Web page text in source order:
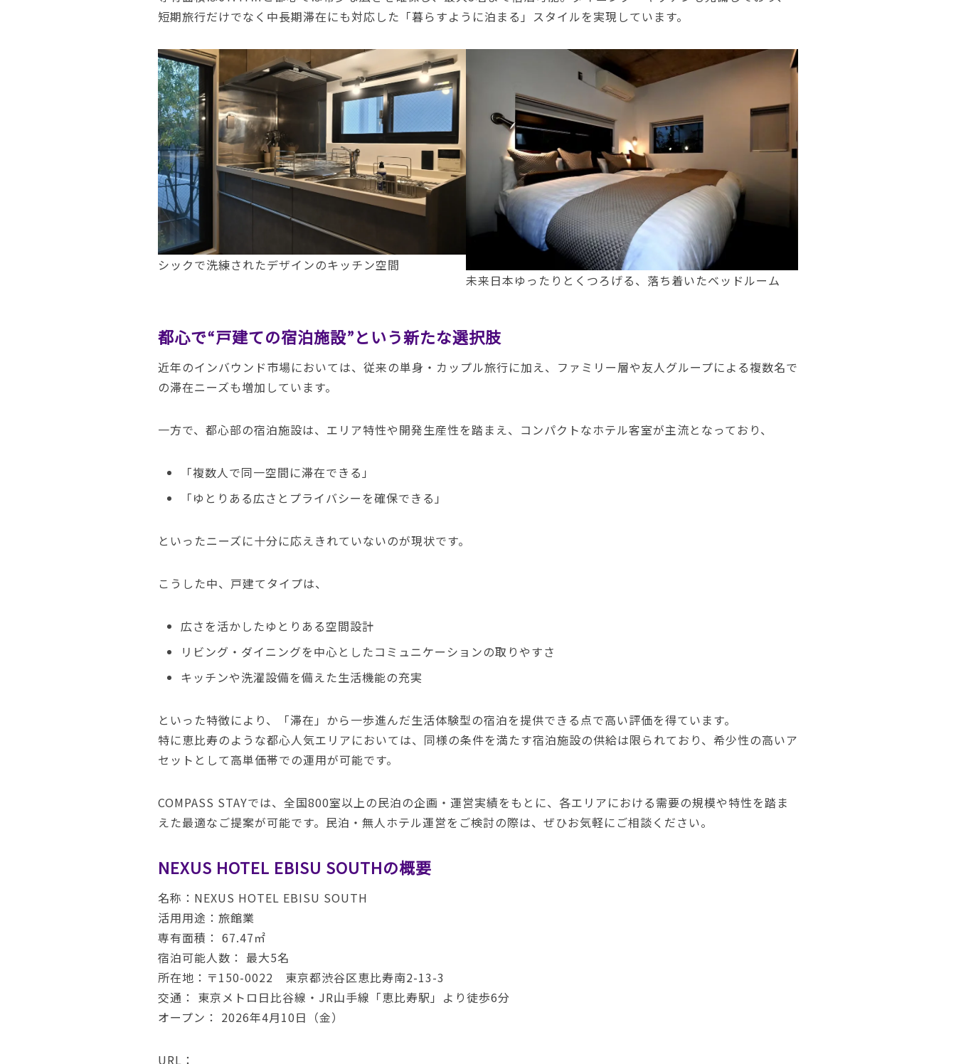
短期旅行だけでなく中長期滞在にも対応した「暮らすように泊まる」スタイルを実現しています。
シックで洗練されたデザインのキッチン空間
未来日本ゆったりとくつろげる、落ち着いたベッドルーム
都心で“戸建ての宿泊施設”という新たな選択肢
近年のインバウンド市場においては、従来の単身・カップル旅行に加え、ファミリー層や友人グループによる複数名で
の滞在ニーズも増加しています。
一方で、都心部の宿泊施設は、エリア特性や開発生産性を踏まえ、コンパクトなホテル客室が主流となっており、
「複数人で同一空間に滞在できる」
「ゆとりある広さとプライバシーを確保できる」
といったニーズに十分に応えきれていないのが現状です。
こうした中、戸建てタイプは、
広さを活かしたゆとりある空間設計
リビング・ダイニングを中心としたコミュニケーションの取りやすさ
キッチンや洗濯設備を備えた生活機能の充実
といった特徴により、「滞在」から一歩進んだ生活体験型の宿泊を提供できる点で高い評価を得ています。
特に恵比寿のような都心人気エリアにおいては、同様の条件を満たす宿泊施設の供給は限られており、希少性の高いア
セットとして高単価帯での運用が可能です。
COMPASS STAYでは、全国800室以上の民泊の企画・運営実績をもとに、各エリアにおける需要の規模や特性を踏ま
えた最適なご提案が可能です。民泊・無人ホテル運営をご検討の際は、ぜひお気軽にご相談ください。
NEXUS HOTEL EBISU SOUTHの概要
名称：NEXUS HOTEL EBISU SOUTH
活用用途：旅館業
専有面積： 67.47㎡
宿泊可能人数： 最大5名
所在地：〒150-0022 東京都渋谷区恵比寿南2-13-3
交通： 東京メトロ日比谷線・JR山手線「恵比寿駅」より徒歩6分
オープン： 2026年4月10日（金）
URL：